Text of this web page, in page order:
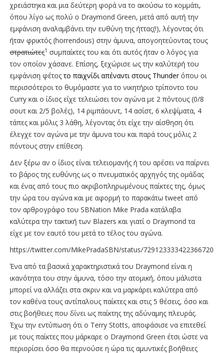
χρειάστηκα και μια δεύτερη φορά να το ακούσω το κομμάτι,
όπου λίγο ως πολύ ο Draymond Green, μετά από αυτή την
εμφάνιση αναλαμβάνει την ευθύνη της ήττας(!), λέγοντας ότι
ήταν φρικτός (horrendous) στην άμυνα, απογοητεύοντας τους
στρατιώτες1 συμπαίκτες του και ότι αυτός ήταν ο λόγος για
τον οποίον χάσανε. Επίσης, ξεχώρισε ως την καλύτερή του
εμφάνιση φέτοςτο παιχνίδι απέναντι στους Thunderόπου οι
περισσότεροι το θυμόμαστε για το νικητήριο τρίποντο του
Curry και ο ίδιος είχε τελειώσει τον αγώνα με 2 πόντους (0/8
σουτ και 2/5 βολές), 14 ριμπάουντ, 14 ασίστ, 6 κλεψίματα, 4
τάπες και μόλις 3 λάθη, λέγοντας ότι είχε την αίσθηση ότι
έλεγχε τον αγώνα με την άμυνα του και παρά τους μόλις 2
πόντους στην επίθεση.
Δεν ξέρω αν ο ίδιος είναι τελειομανής ή του αρέσει να παίρνει
το βάρος της ευθύνης ως ο πνευματικός αρχηγός της ομάδας
και ένας από τους πιο ακριβοπληρωμένους παίκτες της, όμως
την ώρα του αγώνα και με αφορμή το παρακάτω tweet από
τον αρθρογράφο του SBNation Mike Prada κατάλαβα
καλύτερα την τακτική των Blazers και γιατί ο Draymond τα
είχε με τον εαυτό του μετά το τέλος του αγώνα.
https://twitter.com/MikePradaSBN/status/729123333422366720
Ένα από τα βασικά χαρακτηριστικά του Draymond είναι η
ικανότητα του στην άμυνα, τόσο την ατομική, όπου μάλιστα
μπορεί να αλλάζει στα σκριν και να μαρκάρει καλύτερα από
τον καθένα τους αντίπαλους παίκτες και στις 5 θέσεις, όσο και
στις βοήθειες που δίνει ως παίκτης της αδύναμης πλευράς.
Έχω την εντύπωση ότι ο Terry Stotts, αποφάσισε να επιτεθεί
με τους παίκτες που μάρκαρε ο Draymond Green έτσι ώστε να
περιορίσει όσο θα περνούσε η ώρα τις αμυντικές βοήθειες